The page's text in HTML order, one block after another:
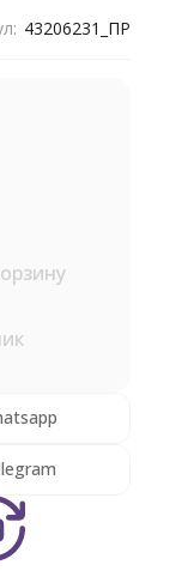
43206231_ПР